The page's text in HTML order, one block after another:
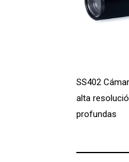
SS402
alta
profundas